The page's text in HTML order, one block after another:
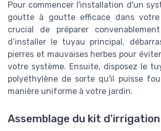
Pour commencer l'installation d'un
goutte à goutte efficace dans
crucial de préparer
d’installer le tuyau principal,
pierres et mauvaises herbes pour
votre système. Ensuite, disposez le
polyéthylène de sorte qu'il puisse
manière uniforme à votre jardin.
Assemblage du kit d'irrigation